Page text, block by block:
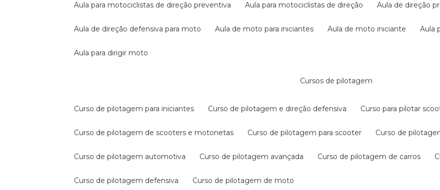
aula para motociclistas de direção preventiva aula para motociclistas de direção aula de direção
aula de direção defensiva para moto aula de moto para iniciantes aula de moto iniciante
aula para dirigir moto
cursos de pilotagem
curso de pilotagem para iniciantes curso de pilotagem e direção defensiva curso para pilotar
curso de pilotagem de scooters e motonetas curso de pilotagem para scooter curso de
curso de pilotagem automotiva curso de pilotagem avançada curso de pilotagem de carros
curso de pilotagem defensiva curso de pilotagem de moto